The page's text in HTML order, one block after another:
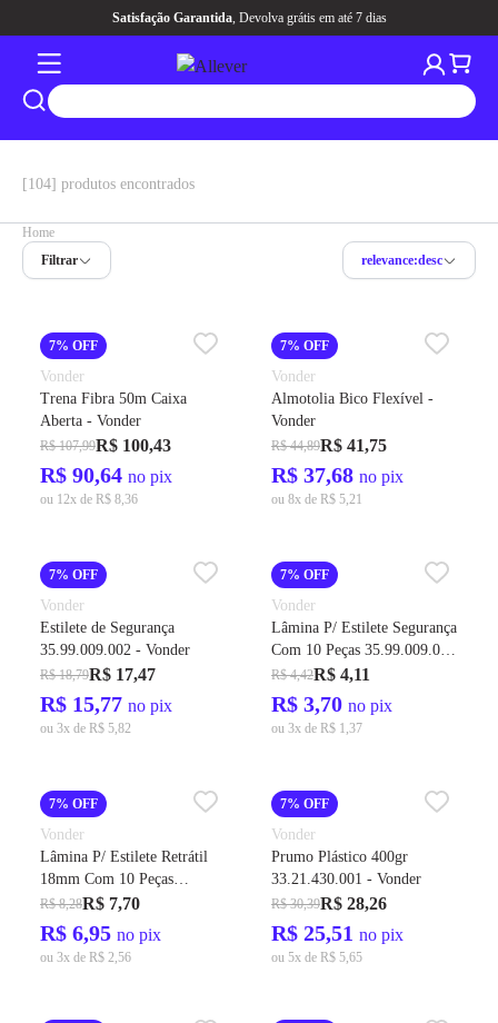
Aqui temCASHBACKpra você
[104] produtos encontrados
Home
Filtrar
relevance:desc
7% OFF
Vonder
Trena Fibra 50m Caixa
Aberta - Vonder
R$ 107,99R$ 100,43
R$ 90,64 no pix
ou 12x de R$ 8,36
7% OFF
Vonder
Almotolia Bico Flexível -
Vonder
R$ 44,89R$ 41,75
R$ 37,68 no pix
ou 8x de R$ 5,21
7% OFF
Vonder
Estilete de Segurança
35.99.009.002 - Vonder
R$ 18,79R$ 17,47
R$ 15,77 no pix
ou 3x de R$ 5,82
7% OFF
Vonder
Lâmina P/ Estilete Segurança
Com 10 Peças 35.99.009.010
- Vonder
R$ 4,42R$ 4,11
R$ 3,70 no pix
ou 3x de R$ 1,37
7% OFF
Vonder
Lâmina P/ Estilete Retrátil
18mm Com 10 Peças
Cód.35.99.180.001 - Vonder
R$ 8,28R$ 7,70
R$ 6,95 no pix
ou 3x de R$ 2,56
7% OFF
Vonder
Prumo Plástico 400gr
33.21.430.001 - Vonder
R$ 30,39R$ 28,26
R$ 25,51 no pix
ou 5x de R$ 5,65